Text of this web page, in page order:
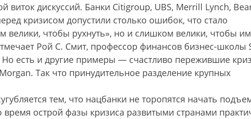
виток дискуссий. Банки Citigroup, UBS, Merrill Lynch,
кризисом допустили столько ошибок, что стало
велики, чтобы рухнуть», но и слишком велики, чтобы
Рой С. Смит, профессор финансов бизнес-школы
есть и другие примеры — счастливо пережившие
Так что принудительное разделение крупных
тем, что нацбанки не торопятся начать
острой фазы кризиса развитыми странами